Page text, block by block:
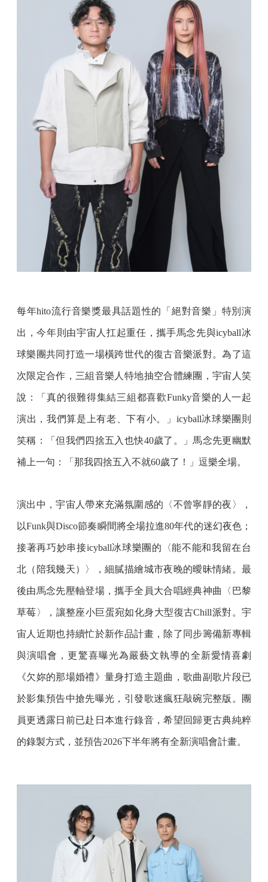
每年hito流行音樂獎最具話題性的「絕對音樂」特別演
出，今年則由宇宙人扛起重任，攜手馬念先與icyball冰
球樂團共同打造一場橫跨世代的復古音樂派對。為了這
次限定合作，三組音樂人特地抽空合體練團，宇宙人笑
說：「真的很難得集結三組都喜歡Funky音樂的人一起
演出，我們算是上有老、下有小。」icyball冰球樂團則
笑稱：「但我們四捨五入也快40歲了。」馬念先更幽默
補上一句：「那我四捨五入不就60歲了！」逗樂全場。
演出中，宇宙人帶來充滿氛圍感的〈不曾寧靜的夜〉，
以Funk與Disco節奏瞬間將全場拉進80年代的迷幻夜色；
接著再巧妙串接icyball冰球樂團的〈能不能和我留在台
北（陪我幾天）〉，細膩描繪城市夜晚的曖昧情緒。最
後由馬念先壓軸登場，攜手全員大合唱經典神曲〈巴黎
草莓〉，讓整座小巨蛋宛如化身大型復古Chill派對。宇
宙人近期也持續忙於新作品計畫，除了同步籌備新專輯
與演唱會，更驚喜曝光為嚴藝文執導的全新愛情喜劇
《欠妳的那場婚禮》量身打造主題曲，歌曲副歌片段已
於影集預告中搶先曝光，引發歌迷瘋狂敲碗完整版。團
員更透露日前已赴日本進行錄音，希望回歸更古典純粹
的錄製方式，並預告2026下半年將有全新演唱會計畫。